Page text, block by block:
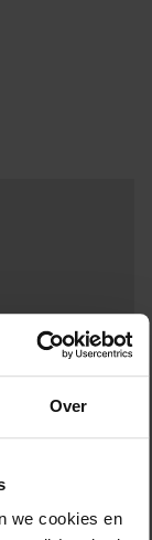
Over
we cookies en